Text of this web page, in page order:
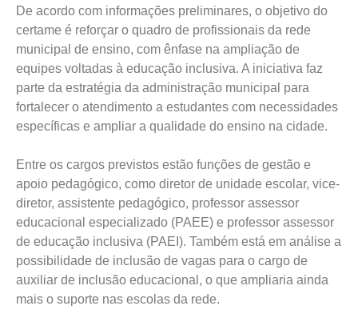
De acordo com informações preliminares, o objetivo do
certame é reforçar o quadro de profissionais da rede
municipal de ensino, com ênfase na ampliação de
equipes voltadas à educação inclusiva. A iniciativa faz
parte da estratégia da administração municipal para
fortalecer o atendimento a estudantes com necessidades
específicas e ampliar a qualidade do ensino na cidade.
Entre os cargos previstos estão funções de gestão e
apoio pedagógico, como diretor de unidade escolar, vice-
diretor, assistente pedagógico, professor assessor
educacional especializado (PAEE) e professor assessor
de educação inclusiva (PAEI). Também está em análise a
possibilidade de inclusão de vagas para o cargo de
auxiliar de inclusão educacional, o que ampliaria ainda
mais o suporte nas escolas da rede.